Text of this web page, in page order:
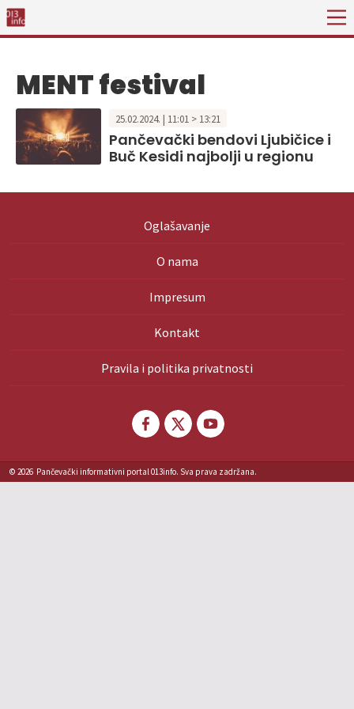
MENT festival
25.02.2024. | 11:01 > 13:21
Pančevački bendovi Ljubičice i
Buč Kesidi najbolji u regionu
Oglašavanje
O nama
Impresum
Kontakt
Pravila i politika privatnosti
© 2026 Pančevački informativni portal 013info. Sva prava zadržana.